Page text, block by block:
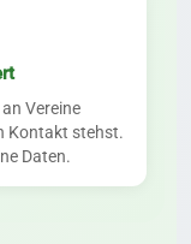
Vereine
Kontakt stehst.
Daten.